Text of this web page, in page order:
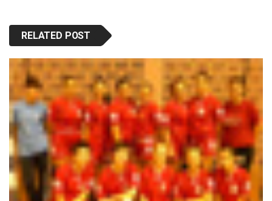
RELATED POST